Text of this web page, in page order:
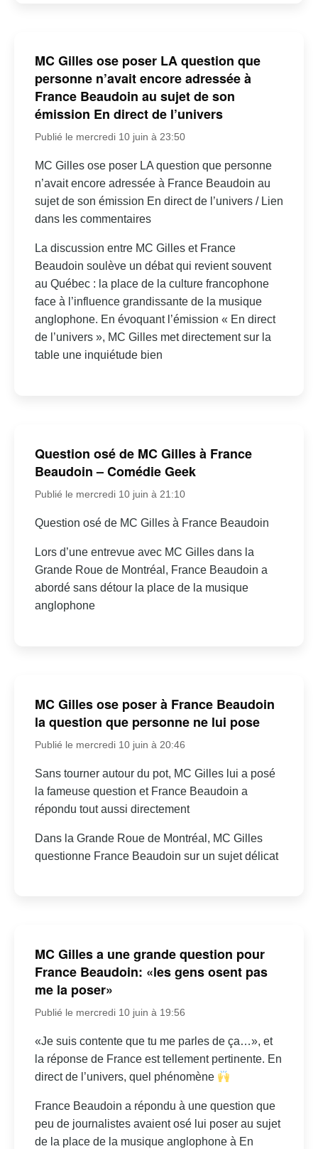
MC Gilles ose poser LA question que
personne n’avait encore adressée à
France Beaudoin au sujet de son
émission En direct de l’univers
Publié le mercredi 10 juin à 23:50
MC Gilles ose poser LA question que personne
n’avait encore adressée à France Beaudoin au
sujet de son émission En direct de l’univers / Lien
dans les commentaires
La discussion entre MC Gilles et France
Beaudoin soulève un débat qui revient souvent
au Québec : la place de la culture francophone
face à l’influence grandissante de la musique
anglophone. En évoquant l’émission « En direct
de l’univers », MC Gilles met directement sur la
table une inquiétude bien
Question osé de MC Gilles à France
Beaudoin – Comédie Geek
Publié le mercredi 10 juin à 21:10
Question osé de MC Gilles à France Beaudoin
Lors d’une entrevue avec MC Gilles dans la
Grande Roue de Montréal, France Beaudoin a
abordé sans détour la place de la musique
anglophone
MC Gilles ose poser à France Beaudoin
la question que personne ne lui pose
Publié le mercredi 10 juin à 20:46
Sans tourner autour du pot, MC Gilles lui a posé
la fameuse question et France Beaudoin a
répondu tout aussi directement
Dans la Grande Roue de Montréal, MC Gilles
questionne France Beaudoin sur un sujet délicat
MC Gilles a une grande question pour
France Beaudoin: «les gens osent pas
me la poser»
Publié le mercredi 10 juin à 19:56
«Je suis contente que tu me parles de ça…», et
la réponse de France est tellement pertinente. En
direct de l’univers, quel phénomène
France Beaudoin a répondu à une question que
peu de journalistes avaient osé lui poser au sujet
de la place de la musique anglophone à En